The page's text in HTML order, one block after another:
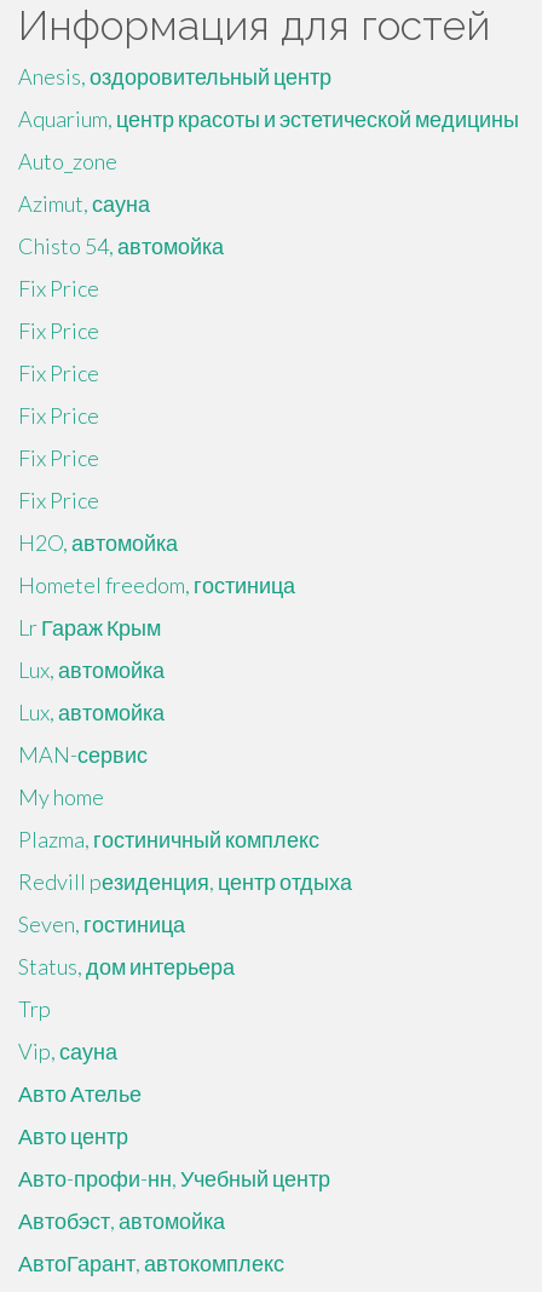
Информация для гостей
Anesis, оздоровительный центр
Aquarium, центр красоты и эстетической медицины
Auto_zone
Azimut, сауна
Chisto 54, автомойка
Fix Price
Fix Price
Fix Price
Fix Price
Fix Price
Fix Price
H2O, автомойка
Hometel freedom, гостиница
Lr Гараж Крым
Lux, автомойка
Lux, автомойка
MAN-сервис
My home
Plazma, гостиничный комплекс
Redvill pезиденция, центр отдыха
Seven, гостиница
Status, дом интерьера
Trp
Vip, сауна
Авто Ателье
Авто центр
Авто-профи-нн, Учебный центр
Автобэст, автомойка
АвтоГарант, автокомплекс